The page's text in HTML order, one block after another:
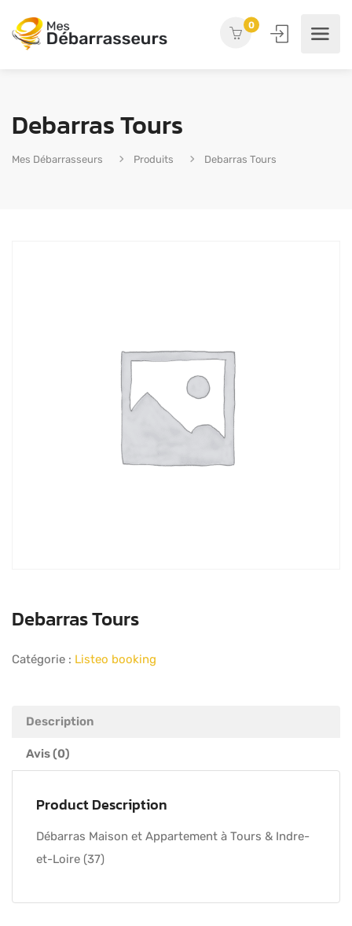
0
Debarras Tours
Mes Débarrasseurs Produits Debarras Tours
Debarras Tours
Catégorie : Listeo booking
Description
Avis (0)
Product Description
Débarras Maison et Appartement à Tours & Indre-
et-Loire (37)